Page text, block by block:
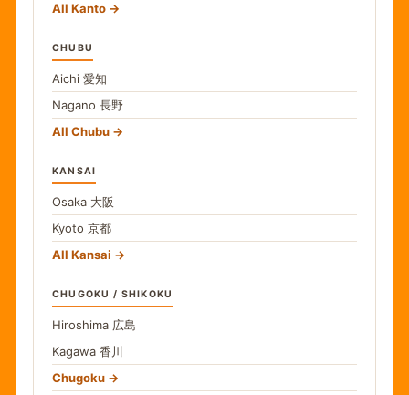
All Kanto
CHUBU
Aichi 愛知
Nagano 長野
All Chubu
KANSAI
Osaka 大阪
Kyoto 京都
All Kansai
CHUGOKU / SHIKOKU
Hiroshima 広島
Kagawa 香川
Chugoku